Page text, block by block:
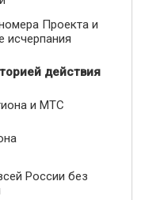
Проекта и
исчерпания
действия
и МТС
России без